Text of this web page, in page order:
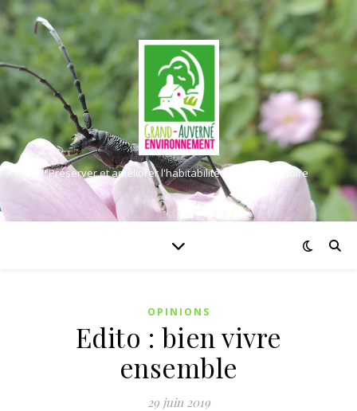
Préserver et améliorer l'habitabilité de notre territoire
OPINIONS
Edito : bien vivre
ensemble
29 juin 2019